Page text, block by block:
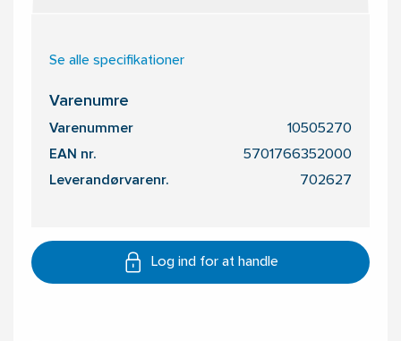
Se alle specifikationer
Varenumre
Varenummer 10505270
EAN nr. 5701766352000
Leverandørvarenr. 702627
Log ind for at handle